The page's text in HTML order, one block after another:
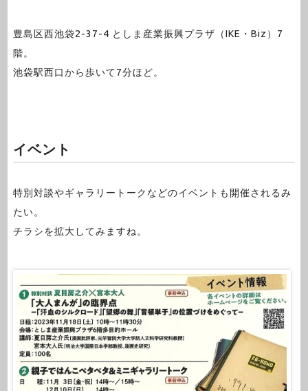
豊島区西池袋2-37-4 としま産業振興プラザ（IKE・Biz）7
階。
池袋駅西口から歩いて7分ほど。
イベント
特別対談やギャラリートークなどのイベントも開催されるみ
たい。
チラシを拡大してみますね。